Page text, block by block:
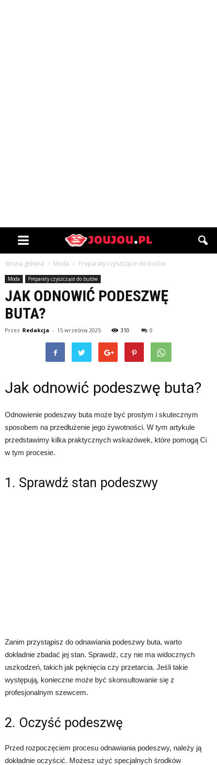
Strona główna Moda Preparaty czyszczące do butów
Moda Preparaty czyszczące do butów
JAK ODNOWIĆ PODESZWĘ
BUTA?
Przez Redakcja - 15 września 2025 310 0
Jak odnowić podeszwę buta?
Odnowienie podeszwy buta może być prostym i skutecznym
sposobem na przedłużenie jego żywotności. W tym artykule
przedstawimy kilka praktycznych wskazówek, które pomogą Ci
w tym procesie.
1. Sprawdź stan podeszwy
Zanim przystąpisz do odnawiania podeszwy buta, warto
dokładnie zbadać jej stan. Sprawdź, czy nie ma widocznych
uszkodzeń, takich jak pęknięcia czy przetarcia. Jeśli takie
występują, konieczne może być skonsultowanie się z
profesjonalnym szewcem.
2. Oczyść podeszwę
Przed rozpoczęciem procesu odnawiania podeszwy, należy ją
dokładnie oczyścić. Możesz użyć specjalnych środków